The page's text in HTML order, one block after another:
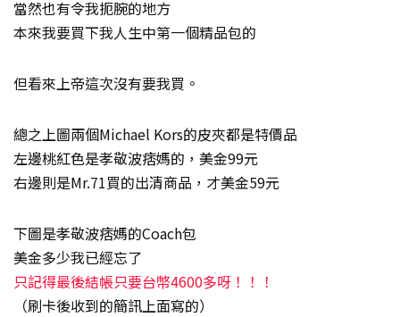
當然也有令我扼腕的地方
本來我要買下我人生中第一個精品包的
但看來上帝這次沒有要我買。
總之上圖兩個Michael Kors的皮夾都是特價品
左邊桃紅色是孝敬波痞媽的，美金99元
右邊則是Mr.71買的出清商品，才美金59元
下圖是孝敬波痞媽的Coach包
美金多少我已經忘了
只記得最後結帳只要台幣4600多呀！！！
（刷卡後收到的簡訊上面寫的）